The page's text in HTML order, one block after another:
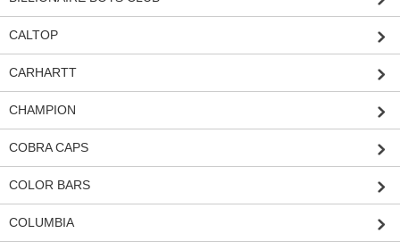
CALTOP
CARHARTT
CHAMPION
COBRA CAPS
COLOR BARS
COLUMBIA